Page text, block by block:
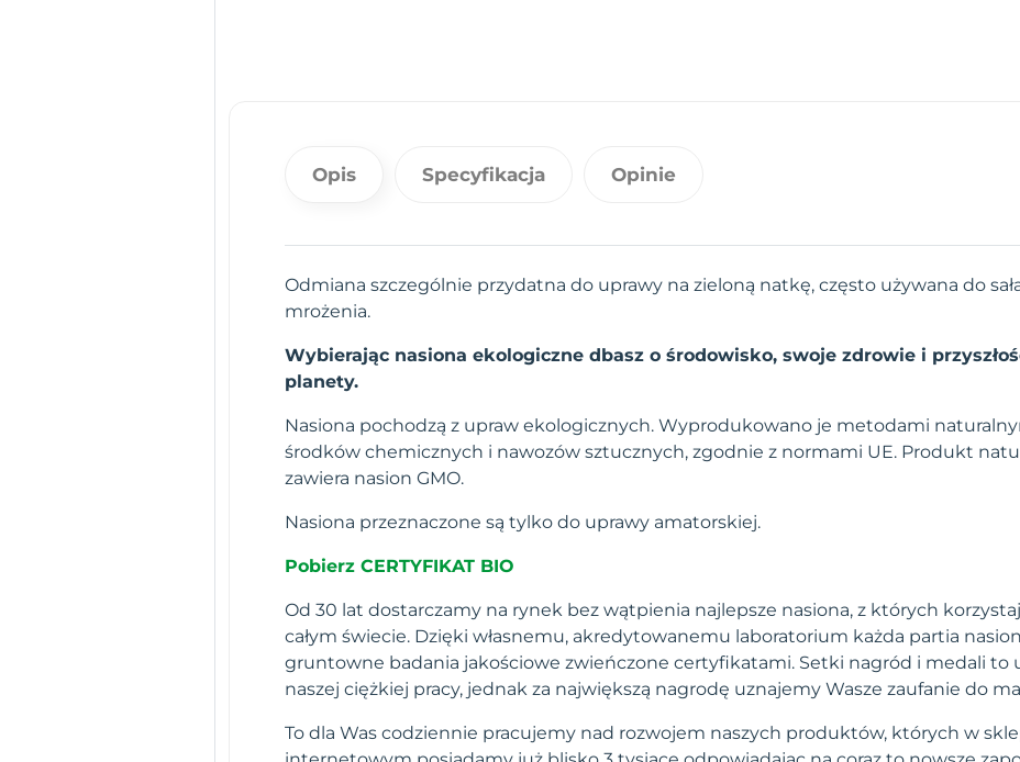
Opis Specyfikacja Opinie
Odmiana szczególnie przydatna do uprawy na zieloną natkę, często używana do
mrożenia.
Wybierając nasiona ekologiczne dbasz o środowisko, swoje zdrowie i
planety.
Nasiona pochodzą z upraw ekologicznych. Wyprodukowano je metodami
środków chemicznych i nawozów sztucznych, zgodnie z normami UE. Produkt
zawiera nasion GMO.
Nasiona przeznaczone są tylko do uprawy amatorskiej.
Pobierz CERTYFIKAT BIO
Od 30 lat dostarczamy na rynek bez wątpienia najlepsze nasiona, z których
całym świecie. Dzięki własnemu, akredytowanemu laboratorium każda partia
gruntowne badania jakościowe zwieńczone certyfikatami. Setki nagród i medali to
naszej ciężkiej pracy, jednak za największą nagrodę uznajemy Wasze zaufanie do
To dla Was codziennie pracujemy nad rozwojem naszych produktów, których w